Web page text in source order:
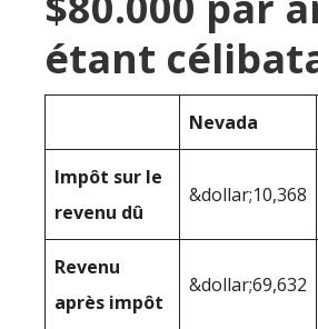
étant
Nevada
Impôt sur le
revenu dû
&dollar;10,368
Revenu
après impôt
&dollar;69,632